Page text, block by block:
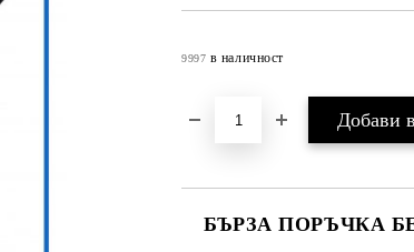
9997 в наличност
БЪРЗА ПОРЪЧКА